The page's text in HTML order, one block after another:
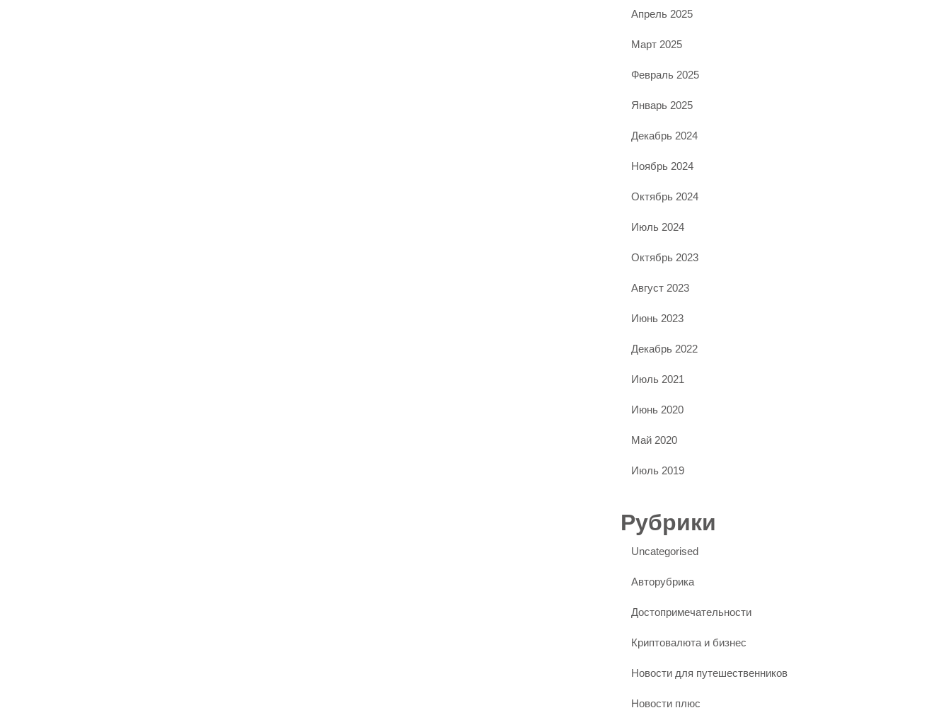
Апрель 2025
Март 2025
Февраль 2025
Январь 2025
Декабрь 2024
Ноябрь 2024
Октябрь 2024
Июль 2024
Октябрь 2023
Август 2023
Июнь 2023
Декабрь 2022
Июль 2021
Июнь 2020
Май 2020
Июль 2019
Рубрики
Uncategorised
Авторубрика
Достопримечательности
Криптовалюта и бизнес
Новости для путешественников
Новости плюс